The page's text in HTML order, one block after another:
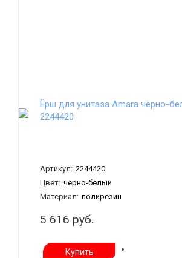
Ёрш для унитаза Amara чёрно-
2244420
Артикул: 2244420
Цвет: черно-белый
Материал: полирезин
5 616 руб.
Купить